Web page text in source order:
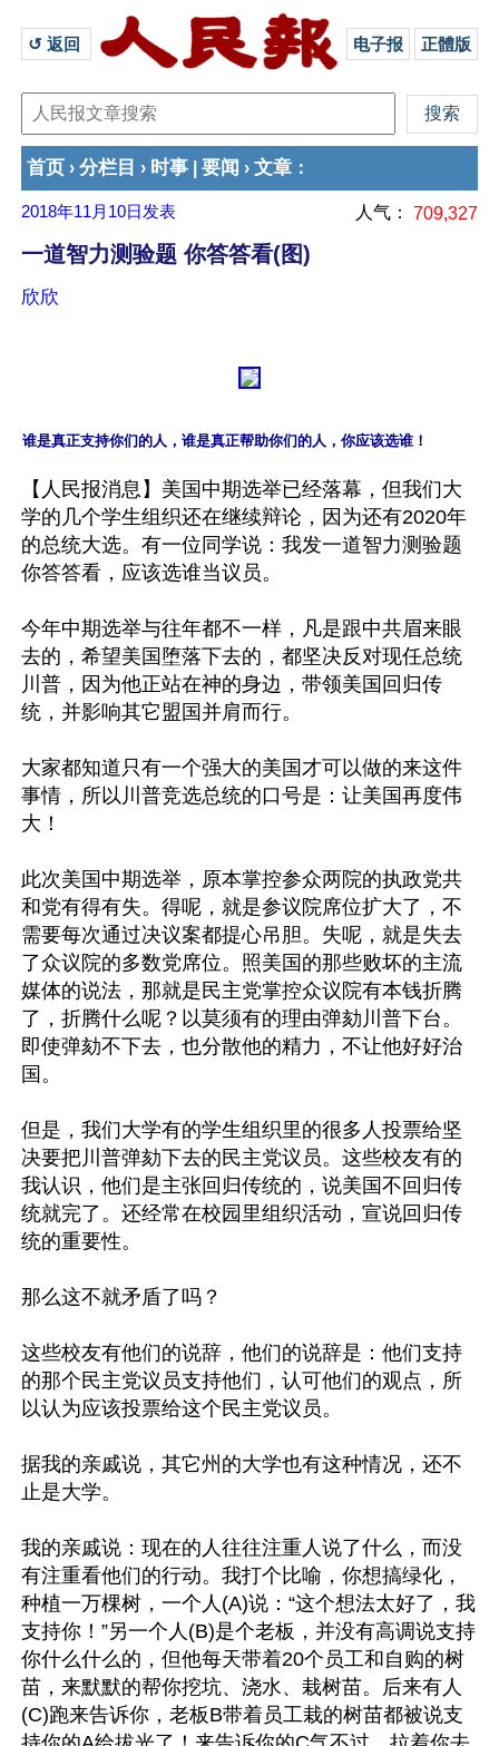
↺ 返回 电子报 正體版
首页 › 分栏目 › 时事 要闻 › 文章 ：
2018年11月10日 发表 人气： 709,327
一道智力测验题 你答答看(图)
欣欣
谁是真正支持你们的人，谁是真正帮助你们的人，你应该选谁！
【人民报消息】美国中期选举已经落幕，但我们大
学的几个学生组织还在继续辩论，因为还有2020年
的总统大选。有一位同学说：我发一道智力测验题
你答答看，应该选谁当议员。
今年中期选举与往年都不一样，凡是跟中共眉来眼
去的，希望美国堕落下去的，都坚决反对现任总统
川普，因为他正站在神的身边，带领美国回归传
统，并影响其它盟国并肩而行。
大家都知道只有一个强大的美国才可以做的来这件
事情，所以川普竞选总统的口号是：让美国再度伟
大！
此次美国中期选举，原本掌控参众两院的执政党共
和党有得有失。得呢，就是参议院席位扩大了，不
需要每次通过决议案都提心吊胆。失呢，就是失去
了众议院的多数党席位。照美国的那些败坏的主流
媒体的说法，那就是民主党掌控众议院有本钱折腾
了，折腾什么呢？以莫须有的理由弹劾川普下台。
即使弹劾不下去，也分散他的精力，不让他好好治
国。
但是，我们大学有的学生组织里的很多人投票给坚
决要把川普弹劾下去的民主党议员。这些校友有的
我认识，他们是主张回归传统的，说美国不回归传
统就完了。还经常在校园里组织活动，宣说回归传
统的重要性。
那么这不就矛盾了吗？
这些校友有他们的说辞，他们的说辞是：他们支持
的那个民主党议员支持他们，认可他们的观点，所
以认为应该投票给这个民主党议员。
据我的亲戚说，其它州的大学也有这种情况，还不
止是大学。
我的亲戚说：现在的人往往注重人说了什么，而没
有注重看他们的行动。我打个比喻，你想搞绿化，
种植一万棵树，一个人(A)说：“这个想法太好了，我
支持你！”另一个人(B)是个老板，并没有高调说支持
你什么什么的，但他每天带着20个员工和自购的树
苗，来默默的帮你挖坑、浇水、栽树苗。后来有人
(C)跑来告诉你，老板B带着员工栽的树苗都被说支